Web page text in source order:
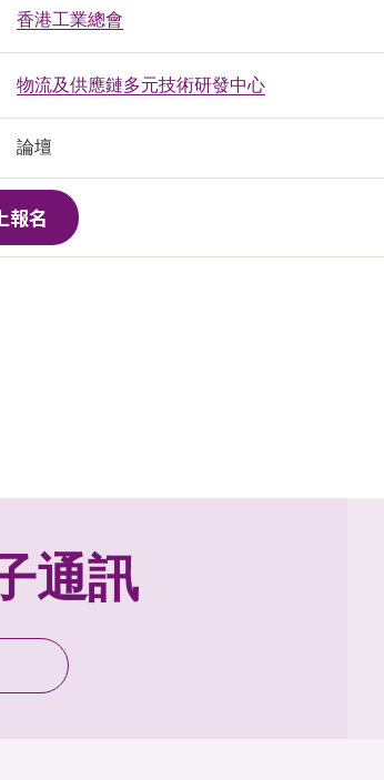
香港工業總會
物流及供應鏈多元技術研發中心
論壇
報名
通訊